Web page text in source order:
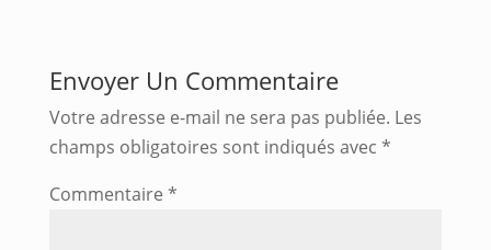
Envoyer Un Commentaire
Votre adresse e-mail ne sera pas publiée. Les
champs obligatoires sont indiqués avec *
Commentaire *